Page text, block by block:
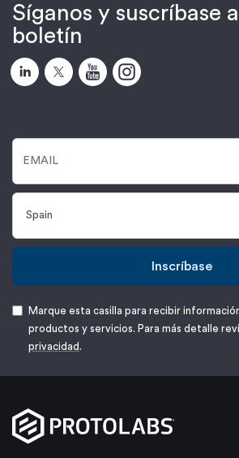
Síganos y suscríbase
boletín
Inscríbase
Marque esta casilla para recibir
productos y servicios. Para más detalle
privacidad .